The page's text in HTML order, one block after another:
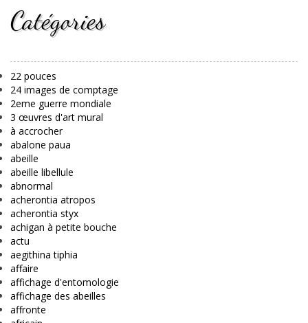
Catégories
22 pouces
24 images de comptage
2eme guerre mondiale
3 œuvres d'art mural
à accrocher
abalone paua
abeille
abeille libellule
abnormal
acherontia atropos
acherontia styx
achigan à petite bouche
actu
aegithina tiphia
affaire
affichage d'entomologie
affichage des abeilles
affronte